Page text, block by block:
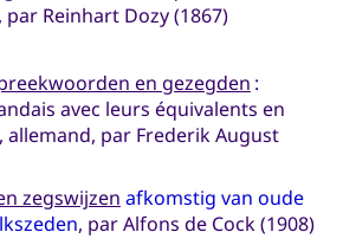
Reinhart Dozy (1867)
en gezegden :
avec leurs équivalents en
allemand, par Frederik August
zegswijzen afkomstig van oude
, par Alfons de Cock (1908)